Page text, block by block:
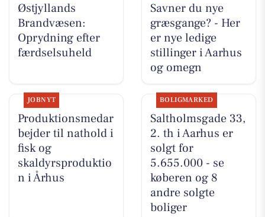
Østjyllands
Brandvæsen:
Oprydning efter
færdselsuheld
Savner du nye
græsgange? - Her
er nye ledige
stillinger i Aarhus
og omegn
JOBNYT
Produktionsmedar
bejder til nathold i
fisk og
skaldyrsproduktio
n i Århus
BOLIGMARKED
Saltholmsgade 33,
2. th i Aarhus er
solgt for
5.655.000 - se
køberen og 8
andre solgte
boliger